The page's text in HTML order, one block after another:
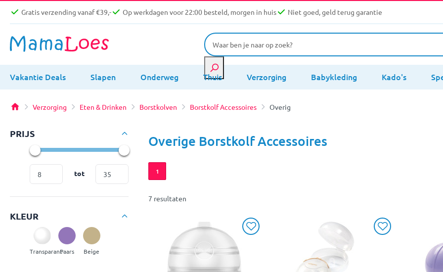
Gratis verzending vanaf €39,- Op werkdagen voor 22:00 besteld, morgen in huis Niet goed, geld terug garantie
Vakantie Deals Slapen Onderweg Thuis Verzorging Babykleding Kado's
Verzorging Eten & Drinken Borstkolven Borstkolf Accessoires Overig
PRIJS
tot
KLEUR
TransparantPaars Beige
Overige Borstkolf Accessoires
1
7 resultaten